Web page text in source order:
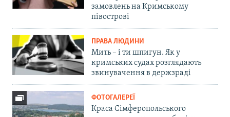
замовлень на Кримському
півострові
ПРАВА ЛЮДИНИ
Мить – і ти шпигун. Як у
кримських судах розглядають
звинувачення в держзраді
ФОТОГАЛЕРЕЇ
Краса Сімферопольського